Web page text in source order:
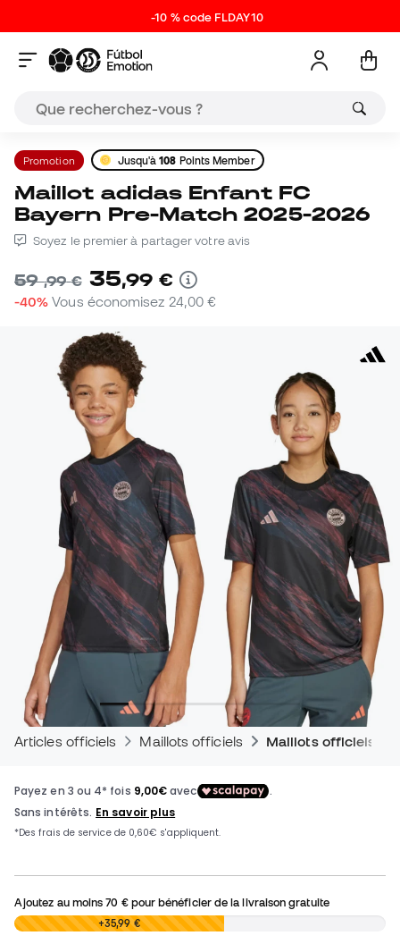
-10 % code FLDAY10
Promotion Jusqu'à108 Points Member
Maillot adidas Enfant FC
Bayern Pre-Match 2025-2026
Soyez le premier à partager votre avis
59,99 € 35,99 €
-40% Vous économisez 24,00 €
Articles officiels Maillots officiels Maillots officiels
Ajoutez au moins70 €pour bénéficier de la livraison gratuite
0,00 € +35,99 €